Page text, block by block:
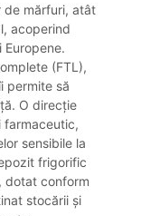
de mărfuri, atât
acoperind
Europene.
(FTL),
permite să
O direcție
farmaceutic,
sensibile la
frigorific
dotat conform
stocării și